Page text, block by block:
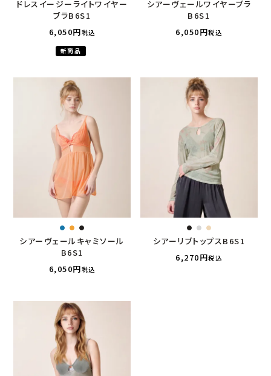
ドレスイージーライトワイヤー
ブラB6S1
6,050
税込
新商品
シアーヴェールワイヤーブラ
B6S1
6,050
税込
シアーヴェールキャミソール
B6S1
6,050
税込
シアーリブトップスB6S1
6,270
税込